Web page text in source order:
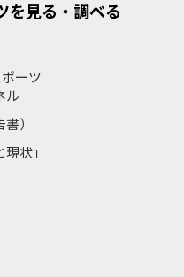
を見る・調べる
ーツ
ル
）
状」